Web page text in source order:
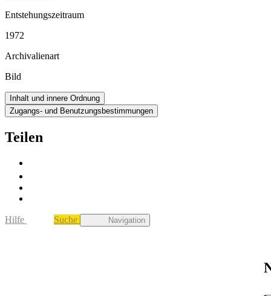
Entstehungszeitraum
1972
Archivalienart
Bild
Inhalt und innere Ordnung
Zugangs- und Benutzungsbestimmungen
Teilen
Hilfe Suche Navigation